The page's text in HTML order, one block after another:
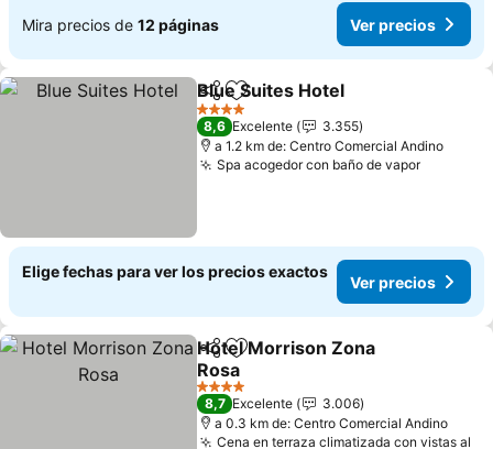
Mira precios de 12 páginas Ver precios
CompartirAgregar a favoritos
Blue Suites Hotel
4 Estrellas
8,6 Excelente
3.355
a 1.2 km de: Centro Comercial Andino
Spa acogedor con baño de vaporVer
Elige fechas para ver los precios exactos
Ver precios
CompartirAgregar a favoritos
Hotel Morrison Zona
Rosa
Ver precios
4 Estrellas
8,7 Excelente
3.006
a 0.3 km de: Centro Comercial Andino
Cena en terraza climatizada con vistas al